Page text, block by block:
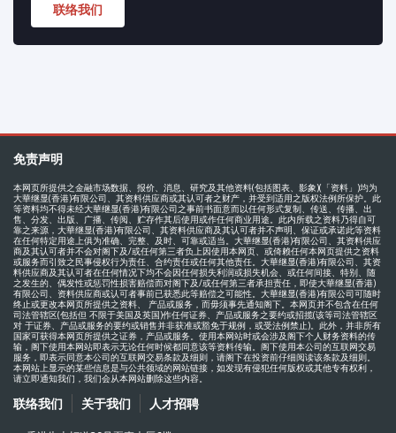
联络我们
免责声明
本网页所提供之金融市场数据、报价、消息、研究及其他资料(包括图表、影象)(「资料」)均为
大華继显(香港)有限公司、其资料供应商或其认可者之财产，并受到适用之版权法例所保护。此
等资料均不得未经大華继显(香港)有限公司之事前书面意而以任何形式复制、传送、传播、出
售、分发、出版、广播、传阅、贮存作其后使用或作任何商业用途。此内所载之资料乃得自可
靠之来源，大華继显(香港)有限公司、其资料供应商及其认可者并不声明、保证或承诺此等资料
在任何特定用途上俱为准确、完整、及时、可靠或适当。大華继显(香港)有限公司、其资料供应
商及其认可者并不会对阁下及/或任何第三者负上因使用本网页、或倚赖任何本网页提供之资料
或服务而引致之民事侵权行为责任、合约责任或任何其他责任。大華继显(香港)有限公司、其资
料供应商及其认可者在任何情况下均不会因任何损失利润或损失机会、或任何间接、特别、随
之发生的、偶发性或惩罚性损害赔偿而对阁下及/或任何第三者承担责任，即使大華继显(香港)
有限公司、资料供应商或认可者事前已获悉此等赔偿之可能性。大華继显(香港)有限公司可随时
终止或更改本网页所提供之资料、 产品或服务，而毋须事先通知阁下。本网页并不包含在任何
司法管辖区(包括但 不限于美国及英国)作任何证券、产品或服务之要约或招揽(该等司法管辖区
对 于证券、产品或服务的要约或销售并非获准或豁免于规例，或受法例禁止)。此外，并非所有
国家可获得本网页所提供之证券，产品或服务。使用本网站时或会涉及阁下个人财务资料的传
输，阁下使用本网站即表示无论任何时候都同意该等资料传输。阁下使用本公司的互联网交易
服务，即表示同意本公司的互联网交易条款及细则，请阁下在投资前仔细阅读该条款及细则。
本网站上显示的某些信息是与公共领域的网站链接，如发现有侵犯任何版权或其他专有权利，
请立即通知我们，我们会从本网站删除这些内容。
联络我们 关于我们 人才招聘